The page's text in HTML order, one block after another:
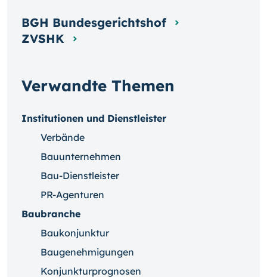
Verwandte Themen
Institutionen und Dienstleister
Verbände
Bauunternehmen
Bau-Dienstleister
PR-Agenturen
Baubranche
Baukonjunktur
Baugenehmigungen
Konjunkturprognosen
BGH Bundesgerichtshof
ZVSHK